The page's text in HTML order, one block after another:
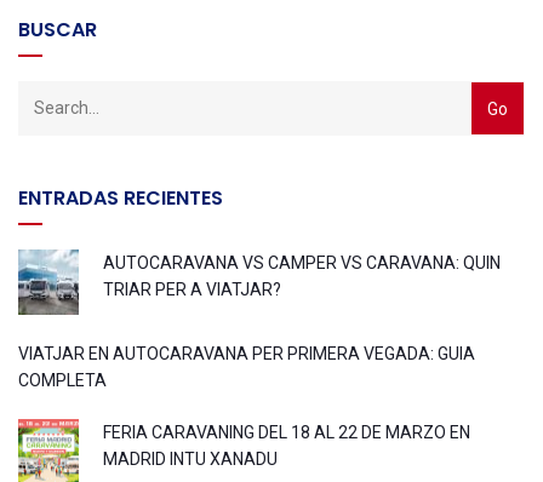
BUSCAR
ENTRADAS RECIENTES
AUTOCARAVANA VS CAMPER VS CARAVANA: QUIN
TRIAR PER A VIATJAR?
VIATJAR EN AUTOCARAVANA PER PRIMERA VEGADA: GUIA
COMPLETA
FERIA CARAVANING DEL 18 AL 22 DE MARZO EN
MADRID INTU XANADU